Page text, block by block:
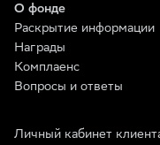
О фонде
Раскрытие информации
Награды
Комплаенс
Вопросы и ответы
Личный кабинет